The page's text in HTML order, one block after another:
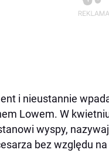
i nieustannie
Lowem. W
wyspy,
bez względu